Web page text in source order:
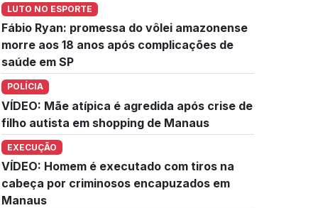
LUTO NO ESPORTE
Fábio Ryan: promessa do vôlei amazonense
morre aos 18 anos após complicações de
saúde em SP
POLÍCIA
VÍDEO: Mãe atípica é agredida após crise de
filho autista em shopping de Manaus
EXECUÇÃO
VÍDEO: Homem é executado com tiros na
cabeça por criminosos encapuzados em
Manaus